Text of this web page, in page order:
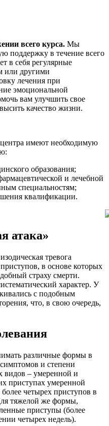
всего курса. Мы
поддержку в течение всего
в себя регулярные
или другими
лечения при
эмоциональной
вам улучшить свое
качество жизни.
имеют необходимую
образования;
и лечебной
специальностям;
квалификации.
атака»
тревога
в основе которых
страху смерти.
характер. У
с подобным
что, в свою очередь,
различные формы в
и степени
видов – умеренной и
приступах умеренной
четырех приступов в
тяжелой же формы,
приступы (более
четырех недель).